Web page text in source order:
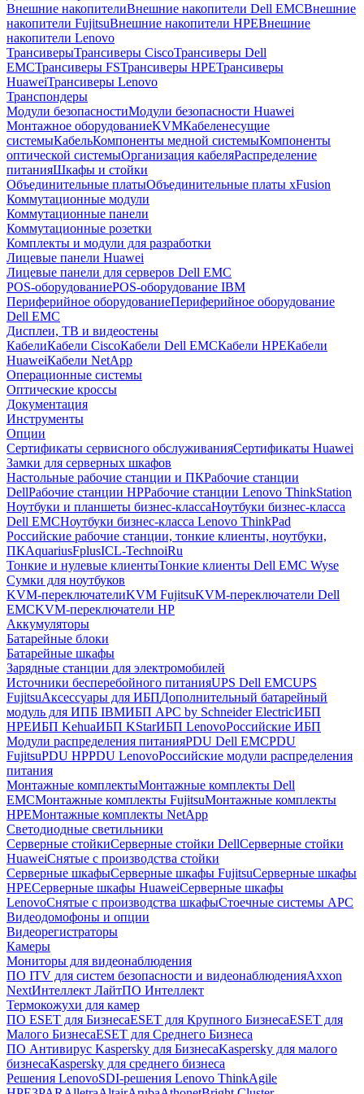
Внешние накопителиВнешние накопители Dell EMCВнешние
накопители FujitsuВнешние накопители HPEВнешние
накопители Lenovo
ТрансиверыТрансиверы CiscoТрансиверы Dell
EMCТрансиверы FSТрансиверы HPEТрансиверы
HuaweiТрансиверы Lenovo
Транспондеры
Модули безопасностиМодули безопасности Huawei
Монтажное оборудованиеKVMКабеленесущие
системыКабельКомпоненты медной системыКомпоненты
оптической системыОрганизация кабеляРаспределение
питанияШкафы и стойки
Объединительные платыОбъединительные платы xFusion
Коммутационные модули
Коммутационные панели
Коммутационные розетки
Комплекты и модули для разработки
Лицевые панели Huawei
Лицевые панели для серверов Dell EMC
POS-оборудованиеPOS-оборудование IBM
Периферийное оборудованиеПериферийное оборудование
Dell EMC
Дисплеи, ТВ и видеостены
КабелиКабели CiscoКабели Dell EMCКабели HPEКабели
HuaweiКабели NetApp
Операционные системы
Оптические кроссы
Документация
Инструменты
Опции
Сертификаты сервисного обслуживанияСертификаты Huawei
Замки для серверных шкафов
Настольные рабочие станции и ПКРабочие станции
DellРабочие станции HPРабочие станции Lenovo ThinkStation
Ноутбуки и планшеты бизнес-классаНоутбуки бизнес-класса
Dell EMCНоутбуки бизнес-класса Lenovo ThinkPad
Российские рабочие станции, тонкие клиенты, ноутбуки,
ПКAquariusFplusICL-TechnoiRu
Тонкие и нулевые клиентыТонкие клиенты Dell EMC Wyse
Сумки для ноутбуков
KVM-переключателиKVM FujitsuKVM-переключатели Dell
EMCKVM-переключатели HP
Аккумуляторы
Батарейные блоки
Батарейные шкафы
Зарядные станции для электромобилей
Источники бесперебойного питанияUPS Dell EMCUPS
FujitsuАксессуары для ИБПДополнительный батарейный
модуль для ИПБ IBMИБП APC by Schneider ElectricИБП
HPEИБП KehuaИБП KStarИБП LenovoРоссийские ИБП
Модули распределения питанияPDU Dell EMCPDU
FujitsuPDU HPPDU LenovoРоссийские модули распределения
питания
Монтажные комплектыМонтажные комплекты Dell
EMCМонтажные комплекты FujitsuМонтажные комплекты
HPEМонтажные комплекты NetApp
Светодиодные светильники
Серверные стойкиСерверные стойки DellСерверные стойки
HuaweiСнятые с производства стойки
Серверные шкафыСерверные шкафы FujitsuСерверные шкафы
HPEСерверные шкафы HuaweiСерверные шкафы
LenovoСнятые с производства шкафыСтоечные системы APC
Видеодомофоны и опции
Видеорегистраторы
Камеры
Мониторы для видеонаблюдения
ПО ITV для систем безопасности и видеонаблюденияAxxon
NextИнтеллект ЛайтПО Интеллект
Термокожухи для камер
ПО ESET для БизнесаESET для Крупного БизнесаESET для
Малого БизнесаESET для Среднего Бизнеса
ПО Антивирус Kaspersky для БизнесаKaspersky для малого
бизнесаKaspersky для среднего бизнеса
Решения LenovoSDI-решения Lenovo ThinkAgile